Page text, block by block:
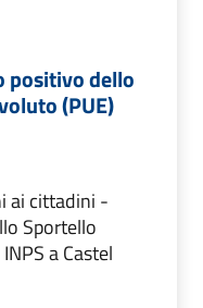
positivo dello
(PUE)
ai cittadini -
Sportello
a Castel